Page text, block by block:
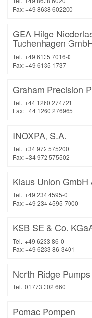
Fax: +49 8638 602200
GEA Hilge
Tuchenhagen
Tel.: +49 6135 7016-0
Fax: +49 6135 1737
Graham Precision
Tel.: +44 1260 274721
Fax: +44 1260 276965
INOXPA, S.A.
Tel.: +34 972 575200
Fax: +34 972 575502
Klaus Union GmbH
Tel.: +49 234 4595-0
Fax: +49 234 4595-7000
KSB SE & Co.
Tel.: +49 6233 86-0
Fax: +49 6233 86-3401
North Ridge
Tel.: 01773 302 660
Pomac Pompen